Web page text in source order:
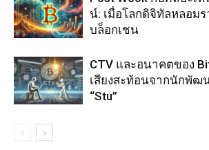
น์: เมื่อโลกดิจิทัลหลอม
บล็อกเชน
CTV และอนาคตของ
เสียงสะท้อนจากนักพัฒ
“Stu”